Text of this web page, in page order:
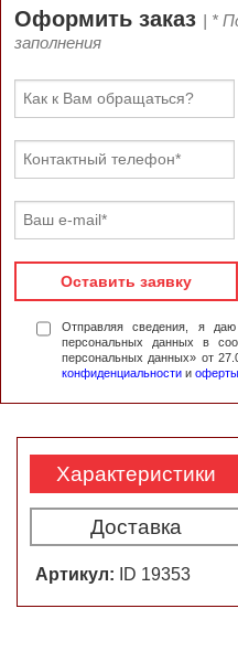
Оформить заказ | *
заполнения
Оставить заявку
Отправляя сведения, я
персональных данных в
персональных данных» от
конфиденциальности и оферты
Характеристики
Доставка
Артикул: ID 19353